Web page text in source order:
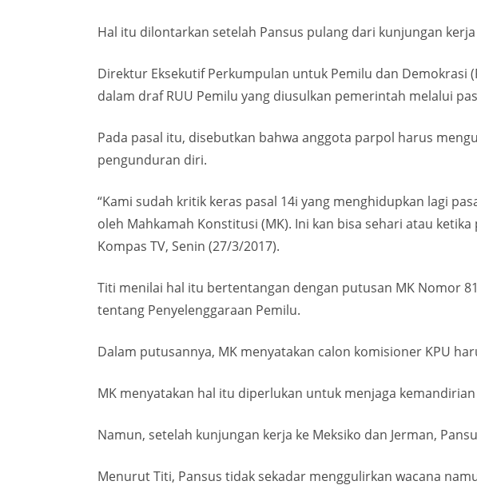
Hal itu dilontarkan setelah Pansus pulang dari kunjungan kerja
Direktur Eksekutif Perkumpulan untuk Pemilu dan
dalam draf RUU Pemilu yang diusulkan pemerintah melalui
Pada pasal itu, disebutkan bahwa anggota parpol harus
pengunduran diri.
“Kami sudah kritik keras pasal 14i yang menghidupkan lagi
oleh Mahkamah Konstitusi (MK). Ini kan bisa sehari atau
Kompas TV, Senin (27/3/2017).
Titi menilai hal itu bertentangan dengan putusan MK Nomor
tentang Penyelenggaraan Pemilu.
Dalam putusannya, MK menyatakan calon komisioner KPU
MK menyatakan hal itu diperlukan untuk menjaga kemandirian
Namun, setelah kunjungan kerja ke Meksiko dan Jerman,
Menurut Titi, Pansus tidak sekadar menggulirkan wacana